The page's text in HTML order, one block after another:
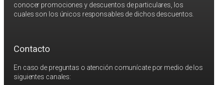
conocer promociones y descuentos de particulares, los
cuales son los únicos responsables de dichos descuentos.
Contacto
En caso de preguntas o atención comunícate por medio de los
siguientes canales: